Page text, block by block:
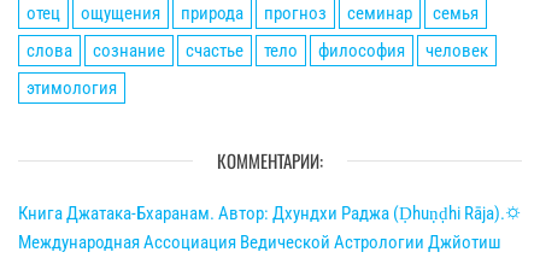
отец
ощущения природа прогноз семинар
семья
слова
сознание счастье тело философия
человек
этимология
КОММЕНТАРИИ:
Книга Джатака-Бхаранам. Автор: Дхундхи Раджа (Ḍhuṇḍhi Rāja).🌣
Международная Ассоциация Ведической Астрологии Джйотиш